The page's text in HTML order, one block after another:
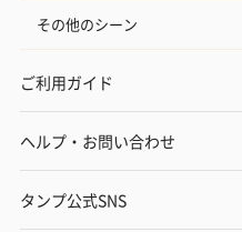
その他のシーン
ご利用ガイド
ヘルプ・お問い合わせ
タンプ公式SNS